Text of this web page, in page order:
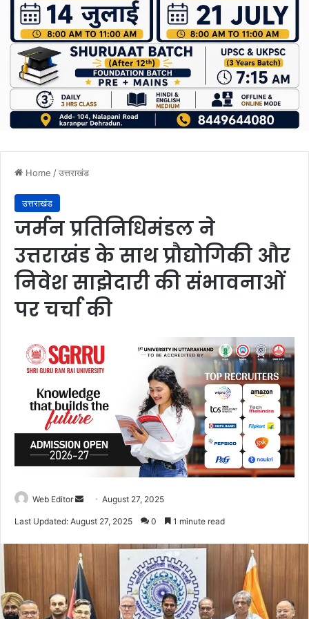
Home /उत्तराखंड
उत्तराखंड
जर्मन प्रतिनिधिमंडल ने
उत्तराखंड के साथ प्रौद्योगिकी और
निवेश साझेदारी की संभावनाओं
पर चर्चा की
Web Editor
n
e
m
August 27, 2025
Last Updated: August 27, 2025 0 1 minute read